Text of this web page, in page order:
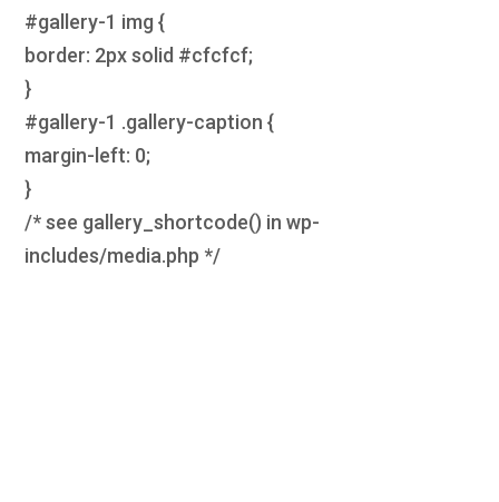
#gallery-1 img {
border: 2px solid #cfcfcf;
}
#gallery-1 .gallery-caption {
margin-left: 0;
}
/* see gallery_shortcode() in wp-
includes/media.php */